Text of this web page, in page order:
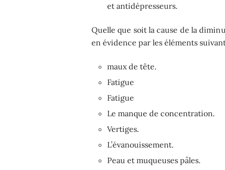
et antidépresseurs.
Quelle que soit la cause de la
en évidence par les éléments
maux de tête.
Fatigue
Fatigue
Le manque de concentration.
Vertiges.
L’évanouissement.
Peau et muqueuses pâles.